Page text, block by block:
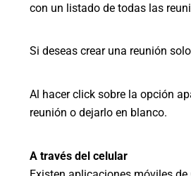
con un listado de todas las
Si deseas crear una reunión
Al hacer click sobre la opción
reunión o dejarlo en blanco.
A través del celular